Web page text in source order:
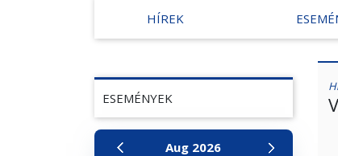
HÍREK
ESEMÉNYEK
Aug 2026